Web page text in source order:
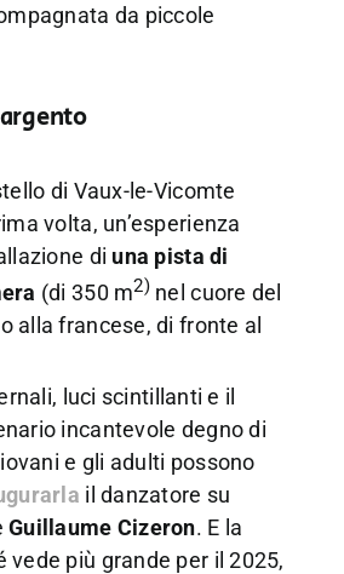
da piccole
di Vaux-le-Vicomte
volta, un’esperienza
di una pista di
(di 350 m2) nel cuore del
alla francese, di fronte al
luci scintillanti e il
incantevole degno di
e gli adulti possono
il danzatore su
Guillaume Cizeron. E la
vede più grande per il 2025,